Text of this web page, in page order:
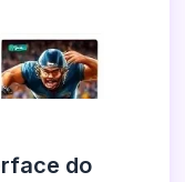
do